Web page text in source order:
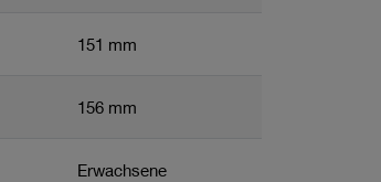
151 mm
156 mm
Erwachsene